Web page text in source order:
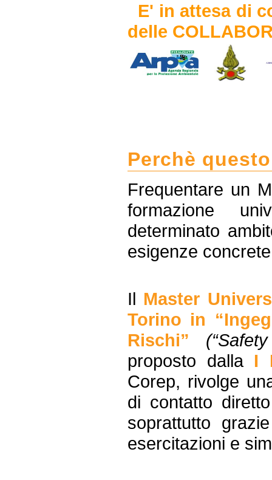
E' in attesa di
delle
Perchè
Frequentare un
formazione
determinato
esigenze
Il Master
Torino in
Rischi”
proposto dalla I
Corep, rivolge
di contatto
soprattutto
esercitazioni e